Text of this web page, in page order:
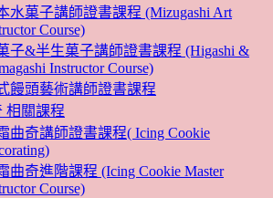
水菓子講師證書課程 (Mizugashi Art
Course)
子&半生菓子講師證書課程 (Higashi &
Instructor Course)
饅頭藝術講師證書課程
相關課程
曲奇講師證書課程( Icing Cookie
曲奇進階課程 (Icing Cookie Master
Course)